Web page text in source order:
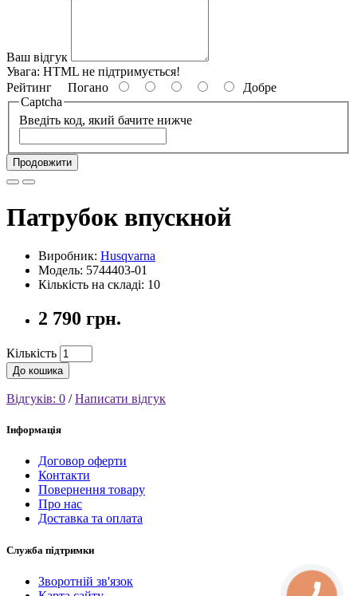
Ваш відгук
Увага: HTML не підтримується!
Рейтинг Погано
Добре
Captcha
Введіть код, який бачите нижче
Продовжити
Патрубок впускной
Виробник: Husqvarna
Модель: 5744403-01
Кількість на складі: 10
2 790 грн.
Кількість
До кошика
Відгуків: 0 /Написати відгук
Інформація
Договор оферти
Контакти
Повернення товару
Про нас
Доставка та оплата
Служба підтримки
Зворотній зв'язок